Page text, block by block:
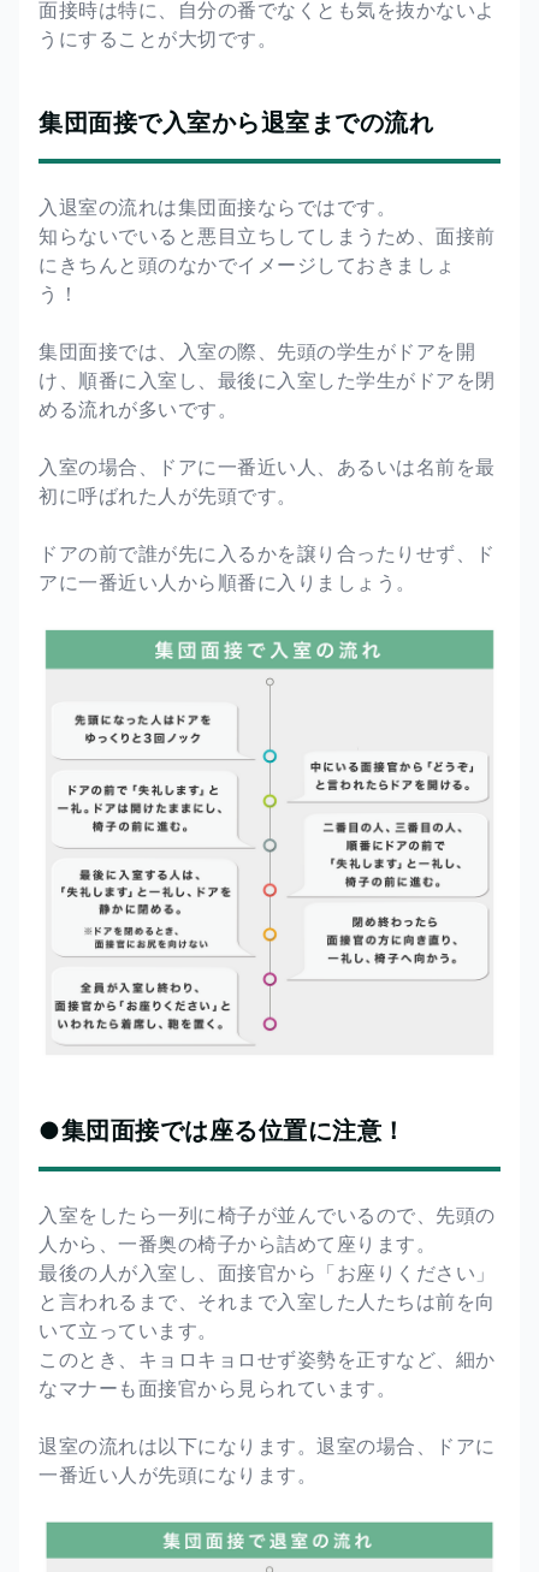
面接時は特に、自分の番でなくとも気を抜かないよ
うにすることが大切です。
集団面接で入室から退室までの流れ
入退室の流れは集団面接ならではです。
知らないでいると悪目立ちしてしまうため、面接前
にきちんと頭のなかでイメージしておきましょ
う！
集団面接では、入室の際、先頭の学生がドアを開
け、順番に入室し、最後に入室した学生がドアを閉
める流れが多いです。
入室の場合、ドアに一番近い人、あるいは名前を最
初に呼ばれた人が先頭です。
ドアの前で誰が先に入るかを譲り合ったりせず、ド
アに一番近い人から順番に入りましょう。
●集団面接では座る位置に注意！
入室をしたら一列に椅子が並んでいるので、先頭の
人から、一番奥の椅子から詰めて座ります。
最後の人が入室し、面接官から「お座りください」
と言われるまで、それまで入室した人たちは前を向
いて立っています。
このとき、キョロキョロせず姿勢を正すなど、細か
なマナーも面接官から見られています。
退室の流れは以下になります。退室の場合、ドアに
一番近い人が先頭になります。